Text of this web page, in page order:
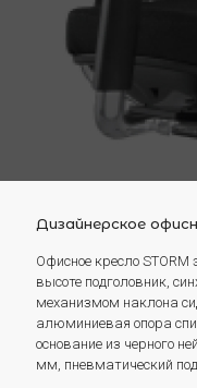
Дизайнерское
Офисное кресло
высоте подголовник,
механизмом наклона
алюминиевая опора
основание из черного
мм, пневматический